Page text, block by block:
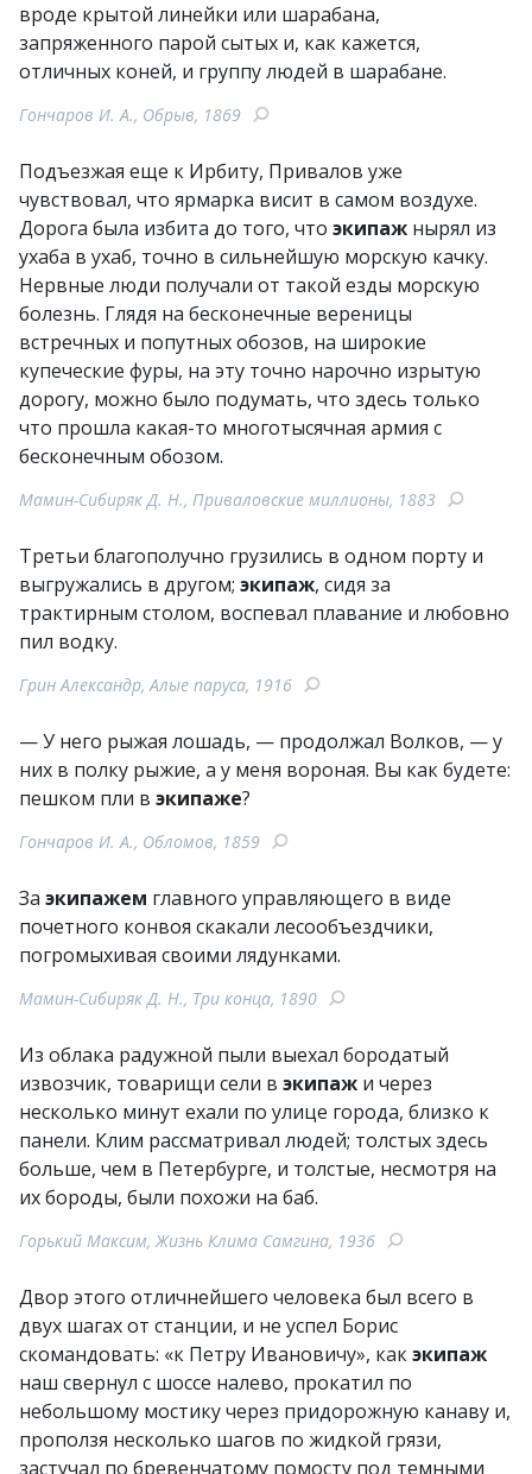
вроде крытой линейки или шарабана,
запряженного парой сытых и, как кажется,
отличных коней, и группу людей в шарабане.
Гончаров И. А., Обрыв, 1869
Подъезжая еще к Ирбиту, Привалов уже
чувствовал, что ярмарка висит в самом воздухе.
Дорога была избита до того, что экипаж нырял из
ухаба в ухаб, точно в сильнейшую морскую качку.
Нервные люди получали от такой езды морскую
болезнь. Глядя на бесконечные вереницы
встречных и попутных обозов, на широкие
купеческие фуры, на эту точно нарочно изрытую
дорогу, можно было подумать, что здесь только
что прошла какая-то многотысячная армия с
бесконечным обозом.
Мамин-Сибиряк Д. Н., Приваловские миллионы, 1883
Третьи благополучно грузились в одном порту и
выгружались в другом; экипаж, сидя за
трактирным столом, воспевал плавание и любовно
пил водку.
Грин Александр, Алые паруса, 1916
— У него рыжая лошадь, — продолжал Волков, — у
них в полку рыжие, а у меня вороная. Вы как будете:
пешком пли в экипаже?
Гончаров И. А., Обломов, 1859
За экипажем главного управляющего в виде
почетного конвоя скакали лесообъездчики,
погромыхивая своими лядунками.
Мамин-Сибиряк Д. Н., Три конца, 1890
Из облака радужной пыли выехал бородатый
извозчик, товарищи сели в экипаж и через
несколько минут ехали по улице города, близко к
панели. Клим рассматривал людей; толстых здесь
больше, чем в Петербурге, и толстые, несмотря на
их бороды, были похожи на баб.
Горький Максим, Жизнь Клима Самгина, 1936
Двор этого отличнейшего человека был всего в
двух шагах от станции, и не успел Борис
скомандовать: «к Петру Ивановичу», какэкипаж
наш свернул с шоссе налево, прокатил по
небольшому мостику через придорожную канаву и,
проползя несколько шагов по жидкой грязи,
застучал по бревенчатому помосту под темными